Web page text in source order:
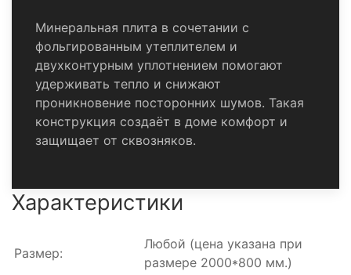
Минеральная плита в сочетании с
фольгированным утеплителем и
двухконтурным уплотнением помогают
удерживать тепло и снижают
проникновение посторонних шумов. Такая
конструкция создаёт в доме комфорт и
защищает от сквозняков.
Характеристики
Размер:
Любой (цена указана при
размере 2000*800 мм.)